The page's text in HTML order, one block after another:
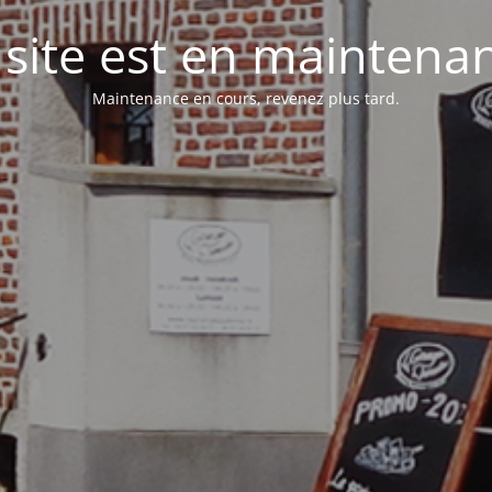
est en
Maintenance en cours, revenez plus tard.